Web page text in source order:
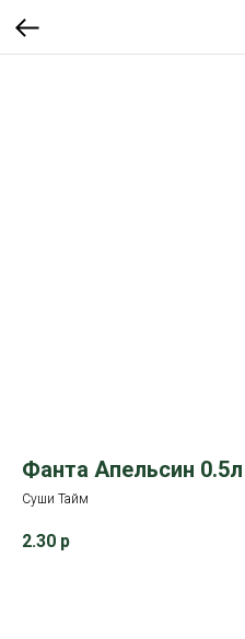
Фанта Апельсин 0.5л
Суши Тайм
2.30 р